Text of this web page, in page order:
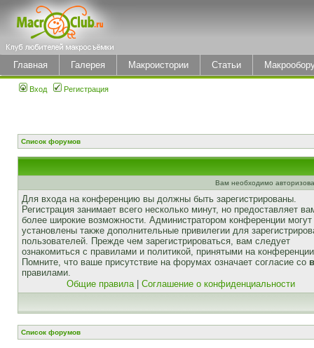
Главная Галерея Макроистории Статьи
Вход Регистрация
Список форумов
Вам необходимо
Для входа на конференцию вы должны быть зарегистрированы.
Регистрация занимает всего несколько минут, но предоставляет
более широкие возможности. Администратором конференции
установлены также дополнительные привилегии для
пользователей. Прежде чем зарегистрироваться, вам следует
ознакомиться с правилами и политикой, принятыми на
Помните, что ваше присутствие на форумах означает согласие со
правилами.
Общие правила| Соглашение о конфиденциальности
Список форумов